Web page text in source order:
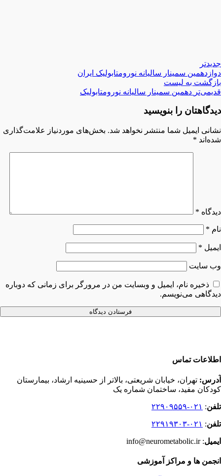
جدیدتر
دوازدهمین سمینار سالیانه نورومتابولیک ایران
بازگشت بە لیست
قدیمی‌تر دهمین سمینار سالیانه نورومتابولیک
دیدگاهتان را بنویسید
نشانی ایمیل شما منتشر نخواهد شد. بخش‌های موردنیاز علامت‌گذاری
شده‌اند *
دیدگاه *
نام *
ایمیل *
وب‌ سایت
ذخیره نام، ایمیل و وبسایت من در مرورگر برای زمانی که دوباره
دیدگاهی می‌نویسم.
اطلاعات تماس
آدرس: تهران، خیابان شریعتی، بالاتر از حسینیه ارشاد، بیمارستان
کودکان مفید، ساختمان شماره یک
تلفن: ۰۲۱-۲۲۹۰۹۵۵۹
تلفن: ۰۲۱-۲۲۹۱۹۳۰۳
ایمیل: info@neurometabolic.ir
انجمن ها و مراکز آموزشی